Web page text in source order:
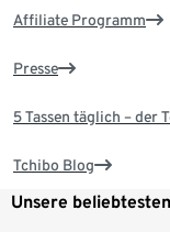
Affiliate Programm
Presse
5 Tassen täglich – der
Tchibo Blog
Unsere